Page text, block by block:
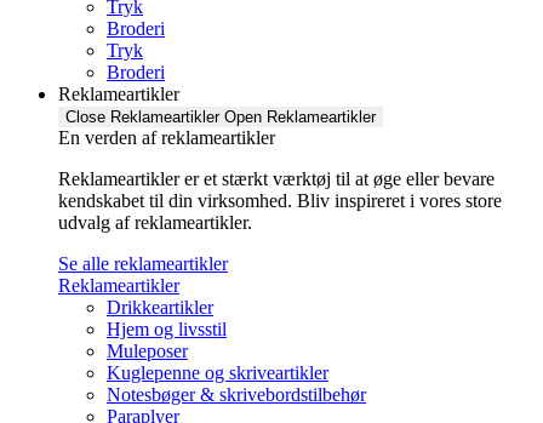
Tryk
Broderi
Tryk
Broderi
Reklameartikler
Close Reklameartikler Open Reklameartikler
En verden af reklameartikler ​
Reklameartikler er et stærkt værktøj til at øge eller bevare
kendskabet til din virksomhed. Bliv inspireret i vores store
udvalg af reklameartikler.
Se alle reklameartikler
Reklameartikler
Drikkeartikler
Hjem og livsstil
Muleposer
Kuglepenne og skriveartikler
Notesbøger & skrivebordstilbehør
Paraplyer